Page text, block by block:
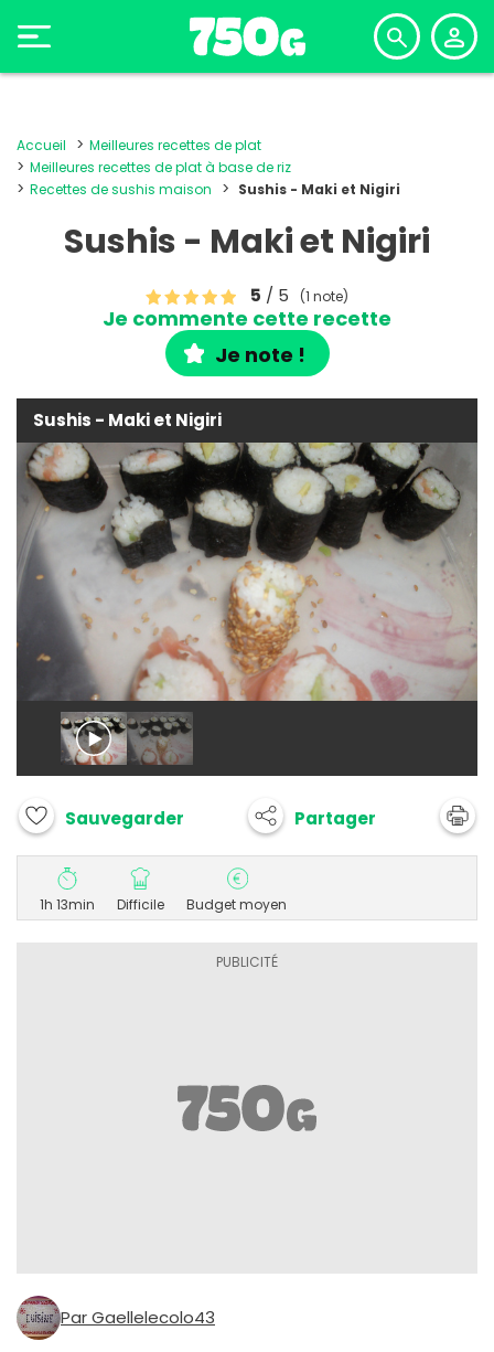
Accueil
Meilleures recettes de plat
Meilleures recettes de plat à base de riz
Recettes de sushis maison
Sushis - Maki et Nigiri
Sushis - Maki et Nigiri
5 / 5 (1 note)
Je commente cette recette
Je note !
Sushis - Maki et Nigiri
Sauvegarder Partager
1h 13min Difficile Budget moyen
Par Gaellelecolo43